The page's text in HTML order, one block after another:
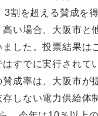
3割を超える賛成を
高い場合、大阪市
ました。投票結果
すでに実行されて
賛成率は、大阪市
しない電力供給体